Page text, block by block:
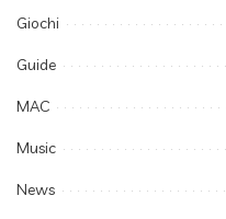
Giochi
Guide
MAC
Music
News